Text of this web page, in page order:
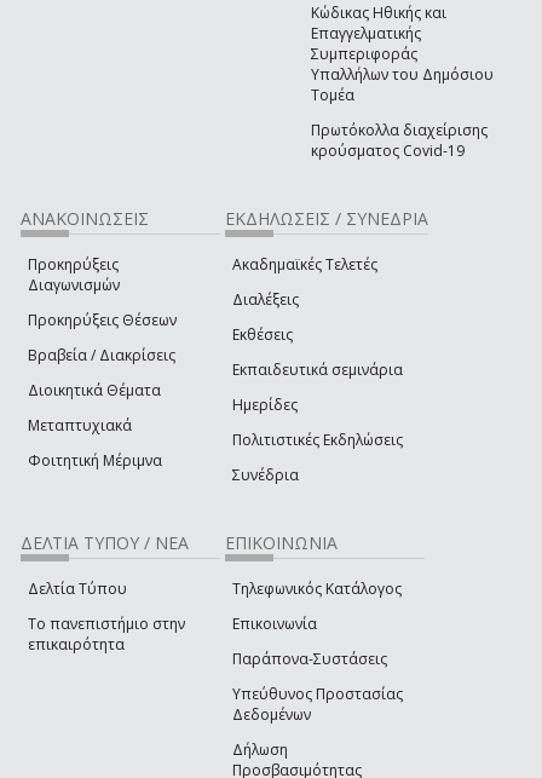
Κώδικας Ηθικής και
Επαγγελματικής
Συμπεριφοράς
Υπαλλήλων του Δημόσιου
Τομέα
Πρωτόκολλα διαχείρισης
κρούσματος Covid-19
ΑΝΑΚΟΙΝΩΣΕΙΣ
Προκηρύξεις
Διαγωνισμών
Προκηρύξεις Θέσεων
Βραβεία / Διακρίσεις
Διοικητικά Θέματα
Μεταπτυχιακά
Φοιτητική Μέριμνα
ΕΚΔΗΛΩΣΕΙΣ / ΣΥΝΕΔΡΙΑ
Ακαδημαϊκές Τελετές
Διαλέξεις
Εκθέσεις
Εκπαιδευτικά σεμινάρια
Ημερίδες
Πολιτιστικές Εκδηλώσεις
Συνέδρια
ΔΕΛΤΙΑ ΤΥΠΟΥ / ΝΕΑ
Δελτία Τύπου
Το πανεπιστήμιο στην
επικαιρότητα
ΕΠΙΚΟΙΝΩΝΙΑ
Τηλεφωνικός Κατάλογος
Επικοινωνία
Παράπονα-Συστάσεις
Υπεύθυνος Προστασίας
Δεδομένων
Δήλωση
Προσβασιμότητας